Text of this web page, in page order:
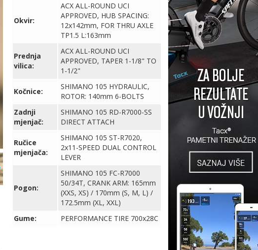
Okvir:
ACX ALL-ROUND UCI
APPROVED, HUB SPACING:
12x142mm, FOR THRU AXLE
TP1.5 L:163mm
Prednja
vilica:
ACX ALL-ROUND UCI
APPROVED, TAPER 1-1/8" TO
1-1/2"
Kočnice:
SHIMANO 105 HYDRAULIC,
ROTOR: 140mm 6-BOLTS
Zadnji
mjenjač:
SHIMANO 105 RD-R7000-SS
DIRECT ATTACH
Ručice
mjenjača:
SHIMANO 105 ST-R7020,
2x11-SPEED DUAL CONTROL
LEVER
Pogon:
SHIMANO 105 FC-R7000
50/34T, CRANK ARM: 165mm
(XXS, XS) / 170mm (S, M, L) /
172.5mm (XL, XXL)
Gume:
PERFORMANCE TIRE 700x28C